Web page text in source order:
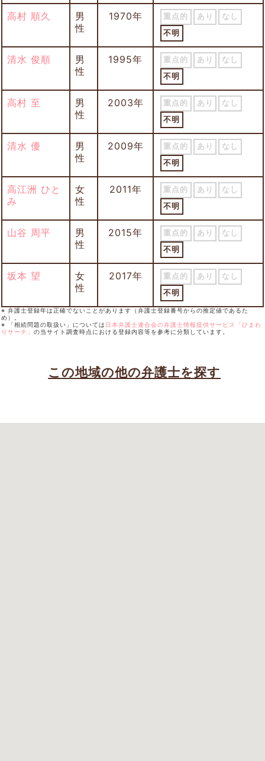
高村 順久
男
性
1970年 重点的 あり
なし
不明
清水 俊順
男
性
1995年 重点的 あり
なし
不明
高村 至
男
性
2003年 重点的 あり
なし
不明
清水 優
男
性
2009年 重点的 あり
なし
不明
高江洲 ひと
み
女
性
2011年 重点的 あり
なし
不明
山谷 周平
男
性
2015年 重点的 あり
なし
不明
坂本 望
女
性
2017年 重点的 あり
なし
不明
※ 弁護士登録年は正確でないことがあります（弁護士登録番号からの推定値であるた
め）。
※ 「相続問題の取扱い」については 日本弁護士連合会の弁護士情報提供サービス「ひまわ
りサーチ」 の当サイト調査時点における登録内容等を参考に分類しています。
この地域の他の弁護士を探す